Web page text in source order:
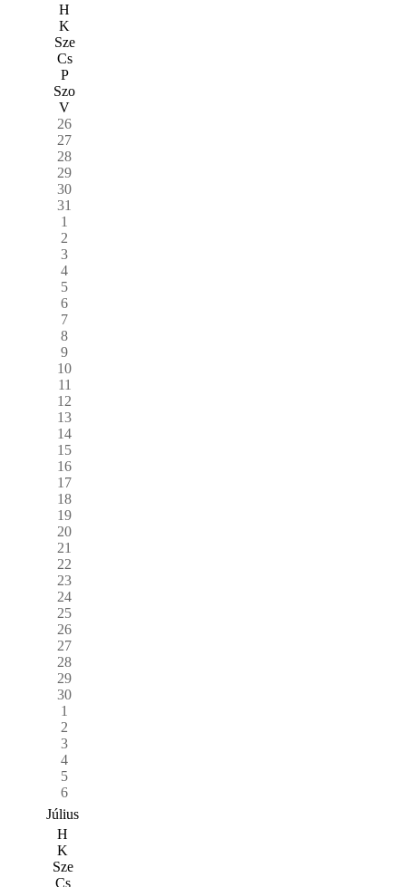
H
K
Sze
Cs
P
Szo
V
26
27
28
29
30
31
1
2
3
4
5
6
7
8
9
10
11
12
13
14
15
16
17
18
19
20
21
22
23
24
25
26
27
28
29
30
1
2
3
4
5
6
Július
H
K
Sze
Cs